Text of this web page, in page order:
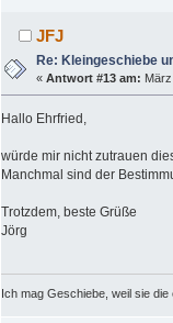
JFJ
Re: Kleingeschiebe
«Antwort #13 am:
Hallo Ehrfried,
würde mir nicht zutrauen
Manchmal sind der
Trotzdem, beste Grüße
Jörg
Ich mag Geschiebe, weil sie